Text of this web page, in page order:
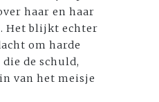
haar en haar
Het blijkt echter
om harde
de schuld,
van het meisje